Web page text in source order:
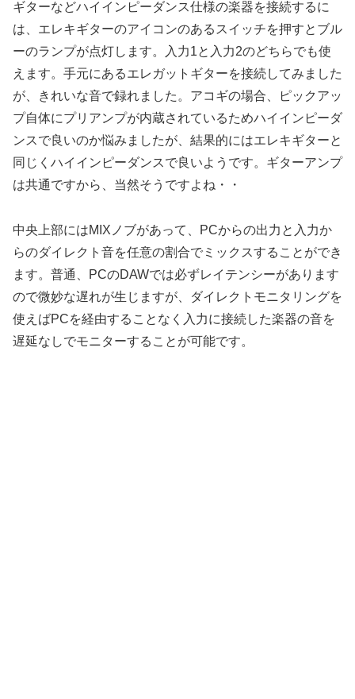
ギターなどハイインピーダンス仕様の楽器を接続するに
は、エレキギターのアイコンのあるスイッチを押すとブル
ーのランプが点灯します。入力1と入力2のどちらでも使
えます。手元にあるエレガットギターを接続してみました
が、きれいな音で録れました。アコギの場合、ピックアッ
プ自体にプリアンプが内蔵されているためハイインピーダ
ンスで良いのか悩みましたが、結果的にはエレキギターと
同じくハイインピーダンスで良いようです。ギターアンプ
は共通ですから、当然そうですよね・・
中央上部にはMIXノブがあって、PCからの出力と入力か
らのダイレクト音を任意の割合でミックスすることができ
ます。普通、PCのDAWでは必ずレイテンシーがあります
ので微妙な遅れが生じますが、ダイレクトモニタリングを
使えばPCを経由することなく入力に接続した楽器の音を
遅延なしでモニターすることが可能です。